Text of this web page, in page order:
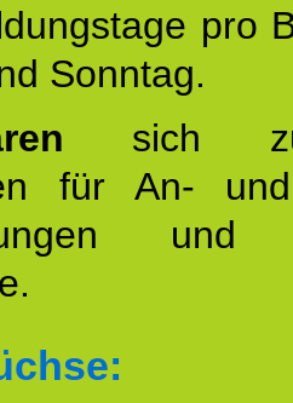
pro
Sonntag.
sich
für An-
und